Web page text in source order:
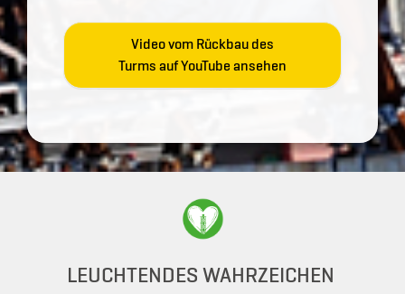
Video vom Rückbau des
Turms auf YouTube ansehen
LEUCHTENDES WAHRZEICHEN